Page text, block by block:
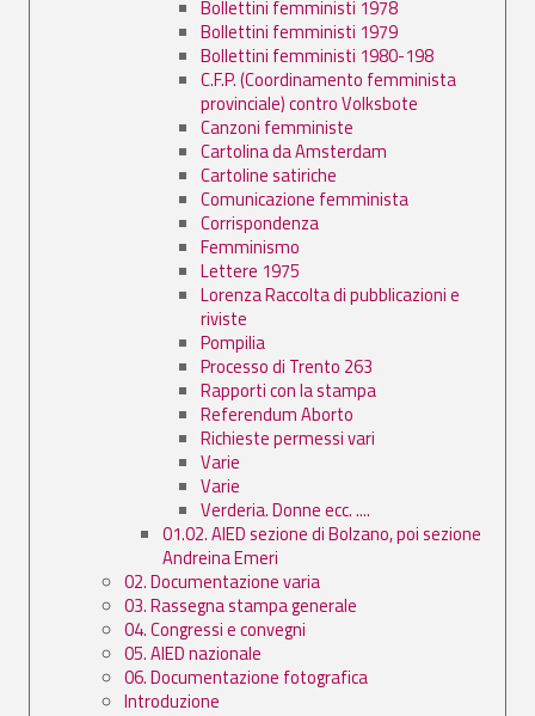
Bollettini femministi 1978
Bollettini femministi 1979
Bollettini femministi 1980-198
C.F.P. (Coordinamento femminista
provinciale) contro Volksbote
Canzoni femministe
Cartolina da Amsterdam
Cartoline satiriche
Comunicazione femminista
Corrispondenza
Femminismo
Lettere 1975
Lorenza Raccolta di pubblicazioni e
riviste
Pompilia
Processo di Trento 263
Rapporti con la stampa
Referendum Aborto
Richieste permessi vari
Varie
Varie
Verderia. Donne ecc. ....
01.02. AIED sezione di Bolzano, poi sezione
Andreina Emeri
02. Documentazione varia
03. Rassegna stampa generale
04. Congressi e convegni
05. AIED nazionale
06. Documentazione fotografica
Introduzione